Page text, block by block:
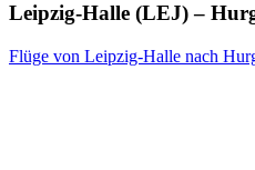
Leipzig-Halle (LEJ) –
Flüge von Leipzig-Halle nach